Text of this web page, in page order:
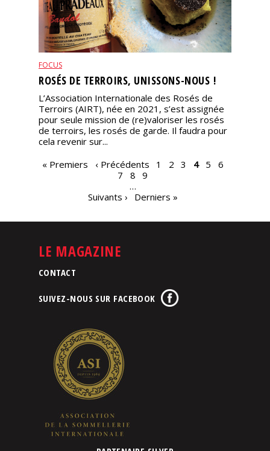
FOCUS
ROSÉS DE TERROIRS, UNISSONS-NOUS !
L’Association Internationale des Rosés de
Terroirs (AIRT), née en 2021, s’est assignée
pour seule mission de (re)valoriser les rosés
de terroirs, les rosés de garde. Il faudra pour
cela revenir sur...
PAGES
« Premiers ‹ Précédents 1 2 3 4 5
6
7
8
9
…
Suivants ›
Derniers »
LE MAGAZINE
CONTACT
SUIVEZ-NOUS SUR FACEBOOK